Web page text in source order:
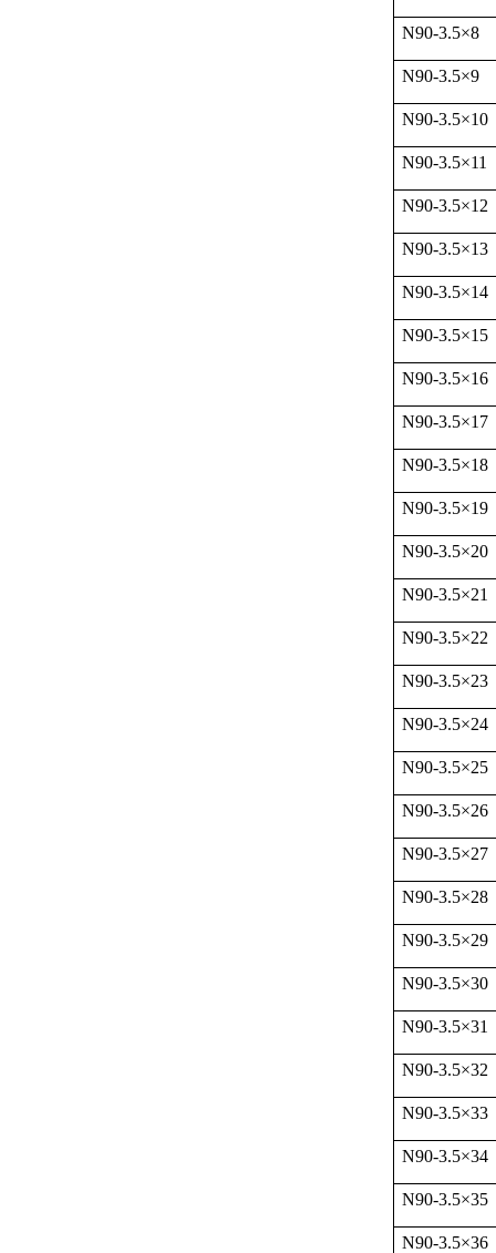
N90-3.5×8
N90-3.5×9
N90-3.5×10
N90-3.5×11
N90-3.5×12
N90-3.5×13
N90-3.5×14
N90-3.5×15
N90-3.5×16
N90-3.5×17
N90-3.5×18
N90-3.5×19
N90-3.5×20
N90-3.5×21
N90-3.5×22
N90-3.5×23
N90-3.5×24
N90-3.5×25
N90-3.5×26
N90-3.5×27
N90-3.5×28
N90-3.5×29
N90-3.5×30
N90-3.5×31
N90-3.5×32
N90-3.5×33
N90-3.5×34
N90-3.5×35
N90-3.5×36